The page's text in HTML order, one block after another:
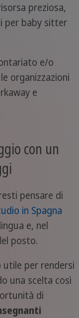
preziosa,
per baby sitter
e/o
organizzazioni
e
con un
pensare di
in Spagna
e, nel
posto.
utile per rendersi
una scelta così
di